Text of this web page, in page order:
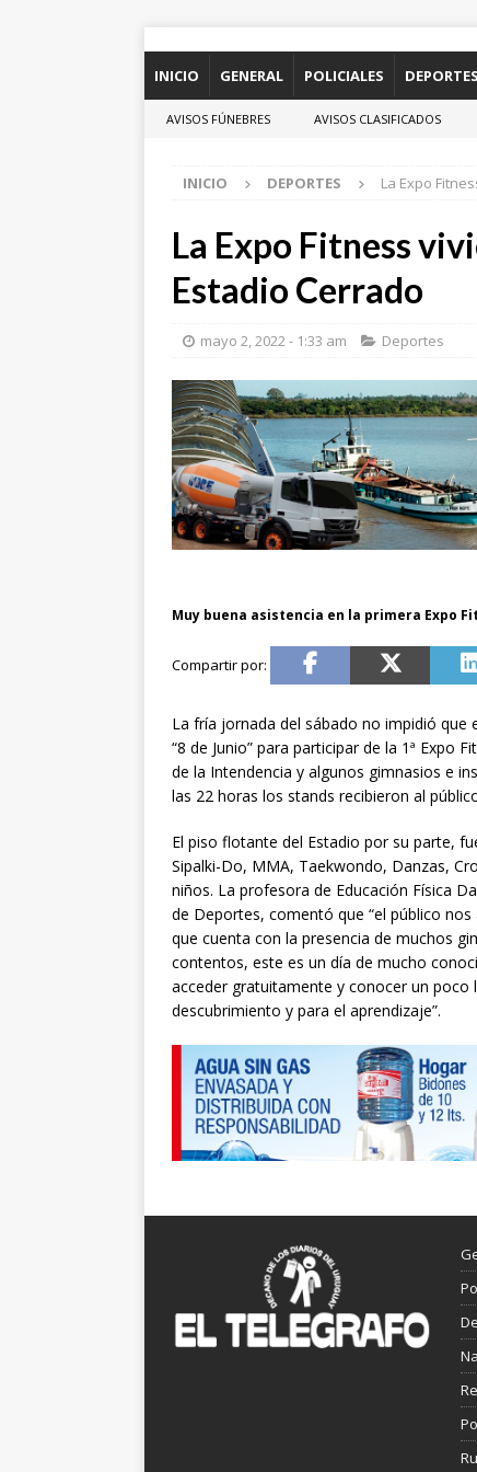
INICIO GENERAL POLICIALES DEPORTES
AVISOS FÚNEBRES AVISOS CLASIFICADOS
INICIO DEPORTES La Expo
La Expo Fitness
Estadio Cerrado
mayo 2, 2022 - 1:33 am Deportes
Muy buena asistencia en la primera Expo
La fría jornada del sábado no impidió que
“8 de Junio” para participar de la 1ª Expo
de la Intendencia y algunos gimnasios e
las 22 horas los stands recibieron al
El piso flotante del Estadio por su parte,
Sipalki-Do, MMA, Taekwondo, Danzas,
niños. La profesora de Educación Física
de Deportes, comentó que “el público
que cuenta con la presencia de muchos
contentos, este es un día de mucho
acceder gratuitamente y conocer un poco
descubrimiento y para el aprendizaje”.